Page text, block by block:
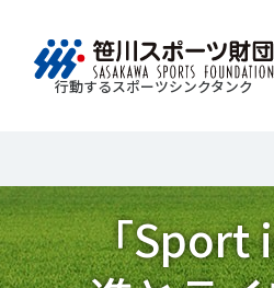
行動するスポーツシンクタンク
＃誰が子ども
Mission＆Visionの達
研究調査活動を行いま
自治体・スポーツ組織
ツ推進計画の策定やス
「スポーツ・フォー・
日本国外の組織との連
日本のスポーツ政策に
活動やこどもの運動実
「Sport